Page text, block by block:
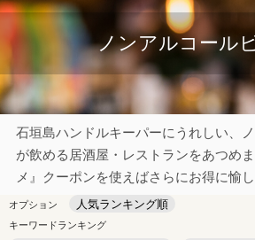
ノンアルコール
石垣島ハンドルキーパーにうれしい、
が飲める居酒屋・レストランをあつめ
メ』クーポンを使えばさらにお得に愉し
オプション 人気ランキング順
キーワードランキング